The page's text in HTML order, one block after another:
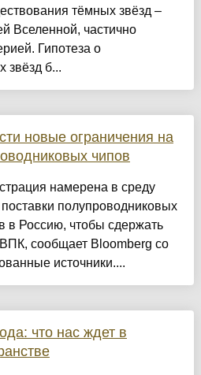
тёмных звёзд –
Вселенной, частично
Гипотеза о
звёзд б...
новые ограничения на
чипов
намерена в среду
полупроводниковых
в Россию, чтобы сдержать
ВПК, сообщает Bloomberg со
источники....
что нас ждет в